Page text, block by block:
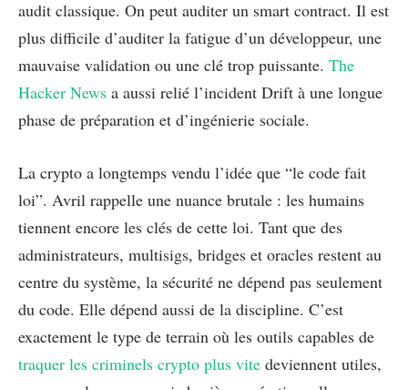
audit classique. On peut auditer un smart contract. Il est
plus difficile d’auditer la fatigue d’un développeur, une
mauvaise validation ou une clé trop puissante. The
Hacker News a aussi relié l’incident Drift à une longue
phase de préparation et d’ingénierie sociale.
La crypto a longtemps vendu l’idée que “le code fait
loi”. Avril rappelle une nuance brutale : les humains
tiennent encore les clés de cette loi. Tant que des
administrateurs, multisigs, bridges et oracles restent au
centre du système, la sécurité ne dépend pas seulement
du code. Elle dépend aussi de la discipline. C’est
exactement le type de terrain où les outils capables de
traquer les criminels crypto plus vite deviennent utiles,